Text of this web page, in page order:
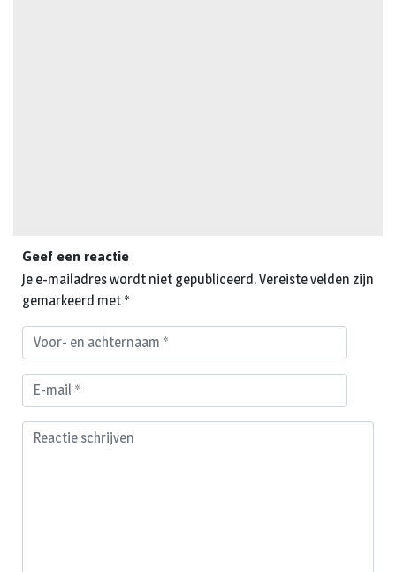
Geef een reactie
Je e-mailadres wordt niet gepubliceerd.Vereiste velden zijn
gemarkeerd met *